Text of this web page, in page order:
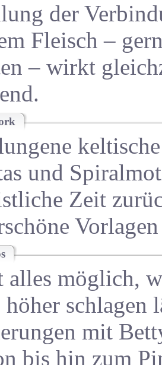
der
Fleisch –
– wirkt
und
Zeit
alles möglich,
schlagen
mit
bis hin zum